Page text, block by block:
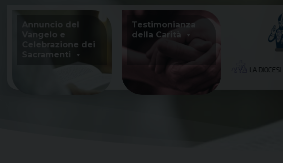
content
Annuncio del
Vangelo e
Celebrazione dei
Sacramenti
Testimonianza
della Carità
LA DIOCESI